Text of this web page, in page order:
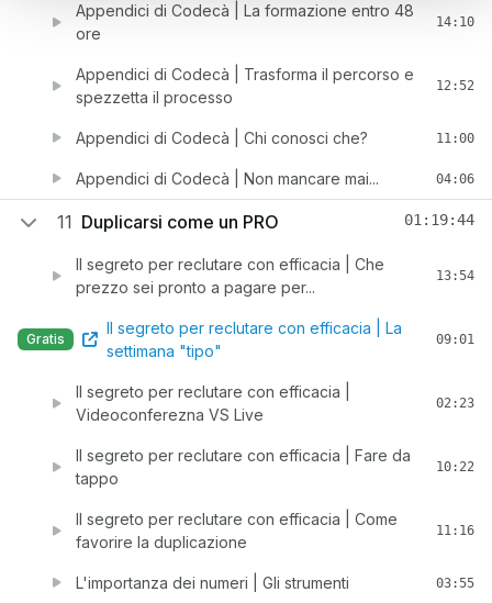
Appendici di Codecà | La formazione entro 48
ore
14:10
Appendici di Codecà | Trasforma il percorso e
spezzetta il processo
12:52
Appendici di Codecà | Chi conosci che? 11:00
Appendici di Codecà | Non mancare mai... 04:06
11 Duplicarsi come un PRO 01:19:44
Il segreto per reclutare con efficacia | Che
prezzo sei pronto a pagare per...
13:54
Gratis
Il segreto per reclutare con efficacia | La
settimana "tipo"
09:01
Il segreto per reclutare con efficacia |
Videoconferezna VS Live
02:23
Il segreto per reclutare con efficacia | Fare da
tappo
10:22
Il segreto per reclutare con efficacia | Come
favorire la duplicazione
11:16
L'importanza dei numeri | Gli strumenti 03:55